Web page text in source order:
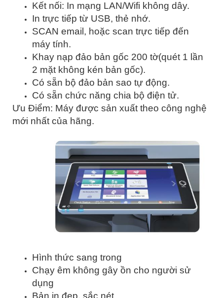
Kết nối: In mạng LAN/Wifi không dây.
In trực tiếp từ USB, thẻ nhớ.
SCAN email, hoặc scan trực tiếp đến
máy tính.
Khay nạp đảo bản gốc 200 tờ(quét 1 lần
2 mặt không kén bản gốc).
Có sẵn bộ đảo bản sao tự động.
Có sẵn chức năng chia bộ điện tử.
Ưu Điểm: Máy được sản xuất theo công nghệ
mới nhất của hãng.
Hình thức sang trong
Chạy êm không gây ồn cho người sử
dụng
Bản in đẹp, sắc nét